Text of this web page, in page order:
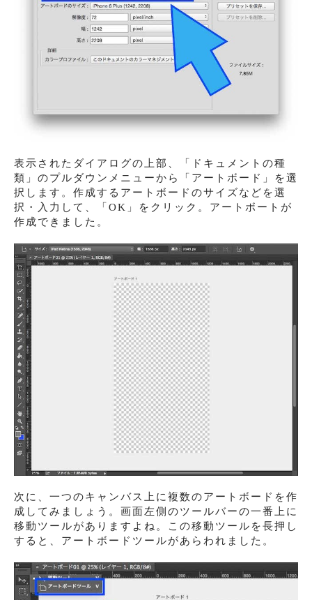
表示されたダイアログの上部、「ドキュメントの種
類」のプルダウンメニューから「アートボード」を選
択します。作成するアートボードのサイズなどを選
択・入力して、「OK」をクリック。アートボートが
作成できました。
次に、一つのキャンバス上に複数のアートボードを作
成してみましょう。画面左側のツールバーの一番上に
移動ツールがありますよね。この移動ツールを長押し
すると、アートボードツールがあらわれました。